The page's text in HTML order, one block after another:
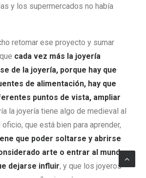
y los supermercados no había
retomar ese proyecto y sumar
cada vez más la joyería
de la joyería, porque hay que
de alimentación, hay que
puntos de vista, ampliar
la joyería tiene algo de medieval al
que está bien para aprender,
que poder soltarse y abrirse
arte o entrar al mundo
dejarse influir, y que los joyeros